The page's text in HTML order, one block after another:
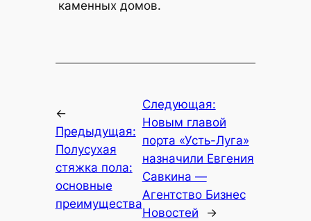
каменных домов.
←
Предыдущая:
Полусухая
стяжка пола:
основные
преимущества
Следующая:
Новым главой
порта «Усть-Луга»
назначили Евгения
Савкина —
Агентство Бизнес
Новостей
→